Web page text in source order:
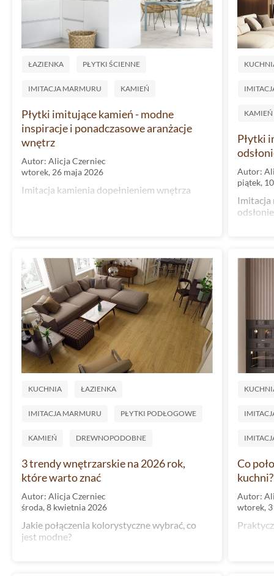
ŁAZIENKA PŁYTKI ŚCIENNE
IMITACJA MARMURU KAMIEŃ
Płytki imitujące kamień - modne
inspiracje i ponadczasowe aranżacje
wnętrz
Autor: Alicja Czerniec
wtorek, 26 maja 2026
Imitacja kamienia dopełnieniem wnętrza
KAMIEŃ
Płytki
Autor:
piątek,
Imitacja
odsłonie
KUCHNIA ŁAZIENKA
IMITACJA MARMURU PŁYTKI PODŁOGOWE
KAMIEŃ DREWNOPODOBNE
3 trendy wnętrzarskie na 2026 rok,
które warto znać
Autor: Alicja Czerniec
środa, 8 kwietnia 2026
Jakie połączenia kolorystyczne wybrać, co
jest modne?
Co
kuchni?
Autor:
wtorek,